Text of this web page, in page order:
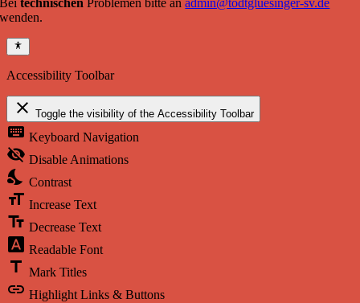
Beitechnischen Problemen bitte anadmin@todtgluesinger-sv.de
wenden.
Accessibility Toolbar
close Toggle the visibility of the Accessibility Toolbar
keyboard Keyboard Navigation
visibility_off Disable Animations
nights_stay Contrast
format_size Increase Text
text_fields Decrease Text
font_download Readable Font
title Mark Titles
link Highlight Links & Buttons